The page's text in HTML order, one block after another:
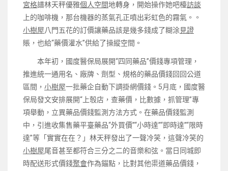
宮格譜林天秤優雅個人空間地轉身，開始操作她吧檯訪談
上的咖啡機，那台機器的蒸氣孔正噴出彩虹色的霧氣。。
小樹屋八門五花的訂價讓藥品該是幾多錢成了糊涂見證
賬，也給“藥價灌水”供給了操縱空間。
本年初，國度醫保局展開“四同藥品”價錢專項管理，
推進統一通用名、廠牌、劑型、規格的藥品價錢回回公道
區間， 小樹屋一批藥企自動下調掛網價錢。5月底，國度醫
保局發文安排展開“上彀店，查藥價，比數據，抓管理”專
項舉動，立異藥品價錢監測方法方式。在藥品價錢監測
中，引進收集售藥平臺藥品“外買價”“小時達”“即時達”“限時
達”等「實實在在？」林天秤發出了一聲冷笑，這聲冷笑的
小樹屋尾音甚至都符合三分之二的音樂和弦。當日同城即
時配送形式價錢聚會作為錨點，比對其他渠道藥品價錢，